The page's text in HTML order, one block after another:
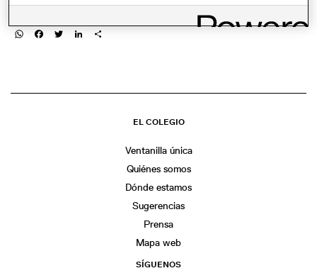
WhatsAppFacebookTwitterLinkedIn
EL COLEGIO
Ventanilla única
Quiénes somos
Dónde estamos
Sugerencias
Prensa
Mapa web
SÍGUENOS